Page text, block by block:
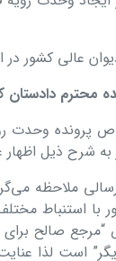
عالی کشور در
محترم دادستان
شرح ذیل اظھار
ملاحظه
صالح برای